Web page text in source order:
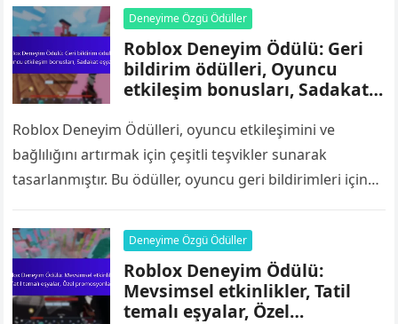
Deneyime Özgü Ödüller
Roblox Deneyim Ödülü: Geri
bildirim ödülleri, Oyuncu
etkileşim bonusları, Sadakat
Roblox Deneyim Ödülleri, oyuncu etkileşimini ve
bağlılığını artırmak için çeşitli teşvikler sunarak
tasarlanmıştır. Bu ödüller, oyuncu geri bildirimleri için
teşvik…
Deneyime Özgü Ödüller
Roblox Deneyim Ödülü:
Mevsimsel etkinlikler, Tatil
temalı eşyalar, Özel